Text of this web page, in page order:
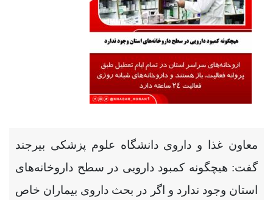
معاون غذا و داروی دانشگاه علوم پزشکی بیرجند
گفت: هیچگونه کمبود دارویی در سطح داروخانه‌های
استان وجود ندارد و اگر در بحث داروی بیماران خاص